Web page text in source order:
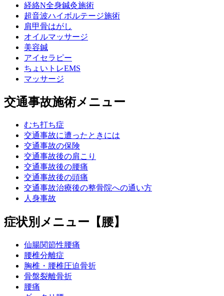
経絡N全身鍼灸施術
超音波ハイボルテージ施術
肩甲骨はがし
オイルマッサージ
美容鍼
アイセラピー
ちょいトレEMS
マッサージ
交通事故施術メニュー
むち打ち症
交通事故に遭ったときには
交通事故の保険
交通事故後の肩こり
交通事故後の腰痛
交通事故後の頭痛
交通事故治療後の整骨院への通い方
人身事故
症状別メニュー【腰】
仙腸関節性腰痛
腰椎分離症
胸椎・腰椎圧迫骨折
骨盤裂離骨折
腰痛